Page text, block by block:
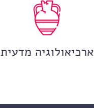
ארכיאולוגיה מדעית